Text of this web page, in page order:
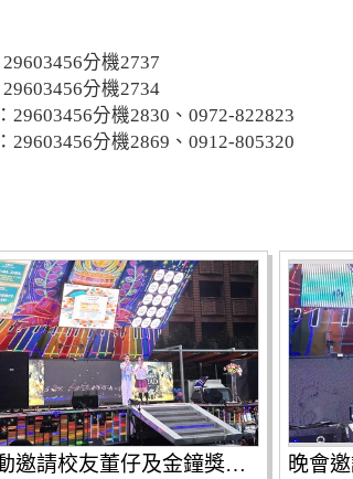
分機2737
分機2734
分機2830、0972-822823
分機2869、0912-805320
活動邀請校友董仔及金鐘獎兒少節目主持人王伯源擔任主持